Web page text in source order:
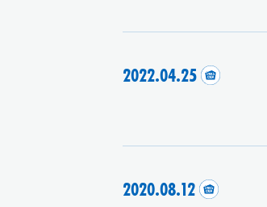
2022.04.25
2020.08.12